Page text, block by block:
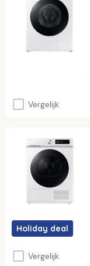
Vergelijk
Holiday deal
Vergelijk